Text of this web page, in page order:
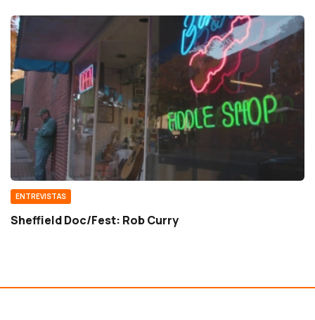
ENTREVISTAS
Sheffield Doc/Fest: Rob Curry